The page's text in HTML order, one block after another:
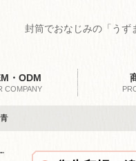
封筒でおなじみの「うず
・ODM
COMPANY